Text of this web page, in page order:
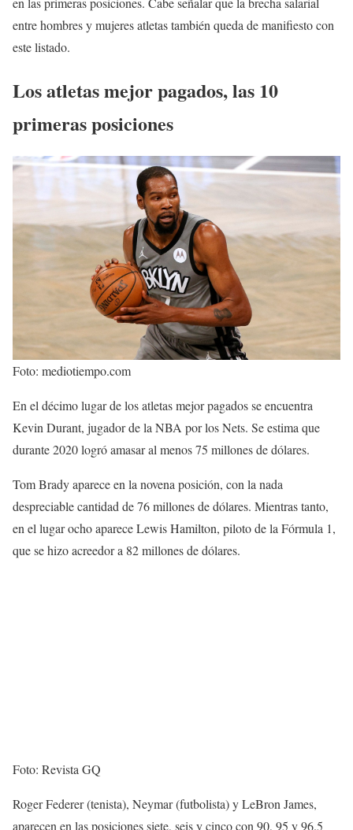
entre hombres y mujeres atletas también queda de manifiesto con
este listado.
Los atletas mejor pagados, las 10
primeras posiciones
Foto: mediotiempo.com
En el décimo lugar de los atletas mejor pagados se encuentra
Kevin Durant, jugador de la NBA por los Nets. Se estima que
durante 2020 logró amasar al menos 75 millones de dólares.
Tom Brady aparece en la novena posición, con la nada
despreciable cantidad de 76 millones de dólares. Mientras tanto,
en el lugar ocho aparece Lewis Hamilton, piloto de la Fórmula 1,
que se hizo acreedor a 82 millones de dólares.
Foto: Revista GQ
Roger Federer (tenista), Neymar (futbolista) y LeBron James,
aparecen en las posiciones siete, seis y cinco con 90, 95 y 96.5